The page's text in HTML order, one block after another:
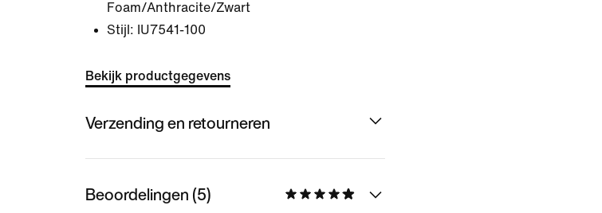
Foam/Anthracite/Zwart
Stijl: IU7541-100
Bekijk productgegevens
Verzending en retourneren
Beoordelingen (5)